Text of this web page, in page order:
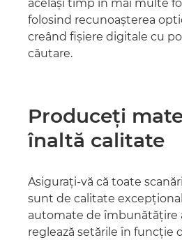
acelaşi timp în mai multe
folosind recunoaşterea
creând fişiere digitale cu
căutare.
Produceţi
înaltă calitate
Asiguraţi-vă că toate
sunt de calitate
automate de îmbunătăţire
reglează setările în funcţie